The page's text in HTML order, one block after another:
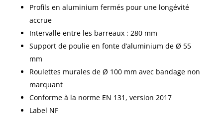
Profils en aluminium fermés pour une longévité
accrue
Intervalle entre les barreaux : 280 mm
Support de poulie en fonte d’aluminium de Ø 55
mm
Roulettes murales de Ø 100 mm avec bandage non
marquant
Conforme à la norme EN 131, version 2017
Label NF